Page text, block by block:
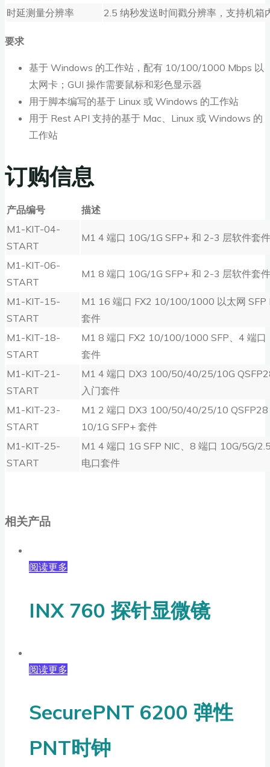
时延测量分辨率 2.5 纳秒发送时间戳分辨率，支持机箱
要求
基于 Windows 的工作站，配有 10/100/1000 Mbps 以
太网卡；GUI 操作需要鼠标和彩色显示器
用于脚本编写的基于 Linux 或 Windows 的工作站
用于 Rest API 支持的基于 Mac、Linux 或 Windows 的
工作站
订购信息
产品编号
描述
M1-KIT-04-
START
M1 4 端口 10G/1G SFP+ 和 2-3 层软件套件
M1-KIT-06-
START
M1 8 端口 10G/1G SFP+ 和 2-3 层软件套件
M1-KIT-15-
START
M1 16 端口 FX2 10/100/1000 以太网 SFP
套件
M1-KIT-18-
START
M1 8 端口 FX2 10/100/1000 SFP、4 端口
套件
M1-KIT-21-
START
M1 4 端口 DX3 100/50/40/25/10G
入门套件
M1-KIT-23-
START
M1 2 端口 DX3 100/50/40/25/10 QSFP28
10/1G SFP+ 套件
M1-KIT-25-
START
M1 4 端口 1G SFP NIC、8 端口 10G/5G/
电口套件
相关产品
阅读更多
INX 760 探针显微镜
阅读更多
SecurePNT 6200 弹性
PNT时钟